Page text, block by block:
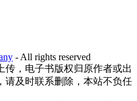
- All rights reserved
传，电子书版权归原作者或出
请及时联系删除，本站不负任